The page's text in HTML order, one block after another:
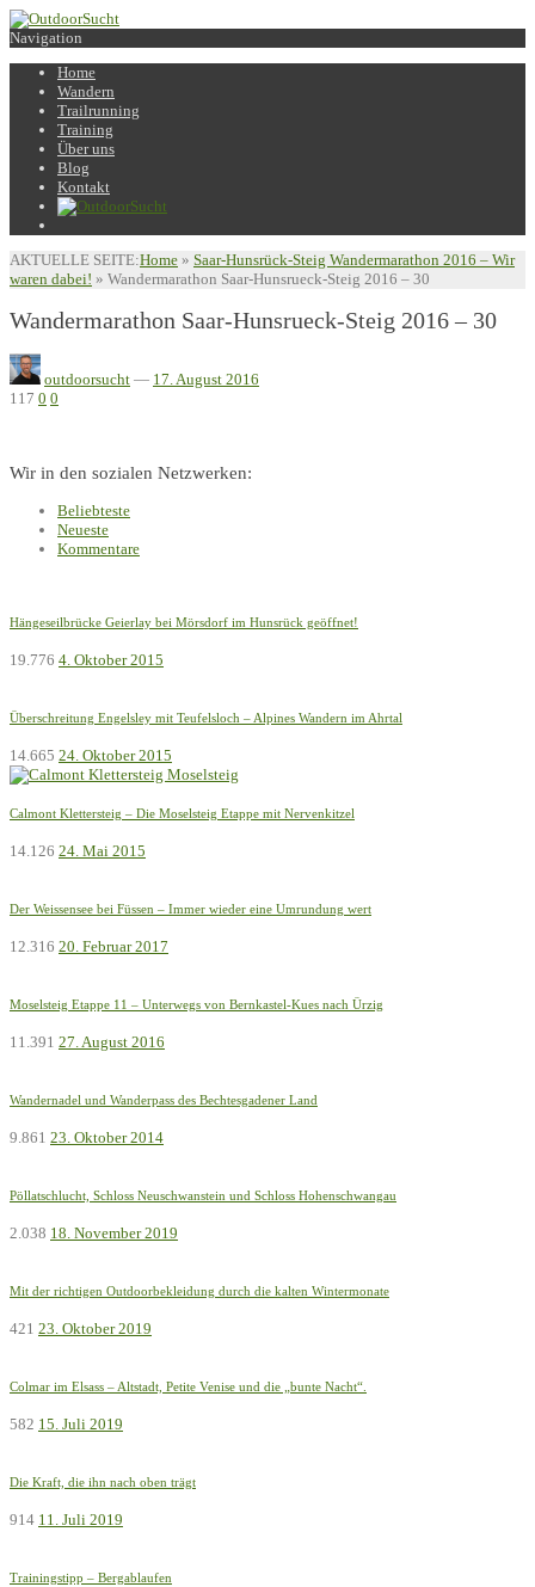
Navigation
Home
Wandern
Trailrunning
Training
Über uns
Blog
Kontakt
AKTUELLE SEITE:Home » Saar-Hunsrück-Steig Wandermarathon 2016 – Wir
waren dabei! » Wandermarathon Saar-Hunsrueck-Steig 2016 – 30
Wandermarathon Saar-Hunsrueck-Steig 2016 – 30
outdoorsucht — 17. August 2016
117 0 0
Wir in den sozialen Netzwerken:
Beliebteste
Neueste
Kommentare
Hängeseilbrücke Geierlay bei Mörsdorf im Hunsrück geöffnet!
19.776 4. Oktober 2015
Überschreitung Engelsley mit Teufelsloch – Alpines Wandern im Ahrtal
14.665 24. Oktober 2015
Calmont Klettersteig – Die Moselsteig Etappe mit Nervenkitzel
14.126 24. Mai 2015
Der Weissensee bei Füssen – Immer wieder eine Umrundung wert
12.316 20. Februar 2017
Moselsteig Etappe 11 – Unterwegs von Bernkastel-Kues nach Ürzig
11.391 27. August 2016
Wandernadel und Wanderpass des Bechtesgadener Land
9.861 23. Oktober 2014
Pöllatschlucht, Schloss Neuschwanstein und Schloss Hohenschwangau
2.038 18. November 2019
Mit der richtigen Outdoorbekleidung durch die kalten Wintermonate
421 23. Oktober 2019
Colmar im Elsass – Altstadt, Petite Venise und die „bunte Nacht“.
582 15. Juli 2019
Die Kraft, die ihn nach oben trägt
914 11. Juli 2019
Trainingstipp – Bergablaufen